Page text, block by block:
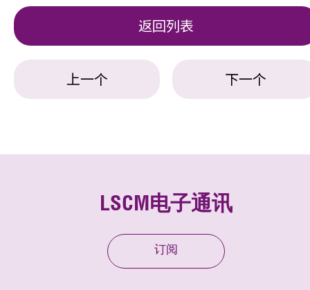
返回列表
上一个 下一个
LSCM电子通讯
订阅